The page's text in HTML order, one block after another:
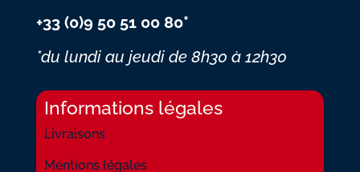
+33 (0)9 50 51 00 80*
*du lundi au jeudi de 8h30 à 12h30
Informations légales
Livraisons
Mentions légales